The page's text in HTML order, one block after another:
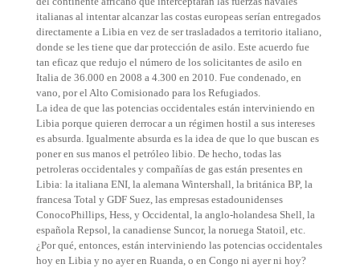
italianas al intentar alcanzar las costas europeas serían entregados
directamente a Libia en vez de ser trasladados a territorio italiano,
donde se les tiene que dar protección de asilo. Este acuerdo fue
tan eficaz que redujo el número de los solicitantes de asilo en
Italia de 36.000 en 2008 a 4.300 en 2010. Fue condenado, en
vano, por el Alto Comisionado para los Refugiados.
La idea de que las potencias occidentales están interviniendo en
Libia porque quieren derrocar a un régimen hostil a sus intereses
es absurda. Igualmente absurda es la idea de que lo que buscan es
poner en sus manos el petróleo libio. De hecho, todas las
petroleras occidentales y compañías de gas están presentes en
Libia: la italiana ENI, la alemana Wintershall, la británica BP, la
francesa Total y GDF Suez, las empresas estadounidenses
ConocoPhillips, Hess, y Occidental, la anglo-holandesa Shell, la
española Repsol, la canadiense Suncor, la noruega Statoil, etc.
¿Por qué, entonces, están interviniendo las potencias occidentales
hoy en Libia y no ayer en Ruanda, o en Congo ni ayer ni hoy?